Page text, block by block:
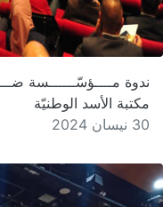
ندوة مــــؤسّــــــسة
مكتبة الأسد الوطنيّة
30 نيسان 2024